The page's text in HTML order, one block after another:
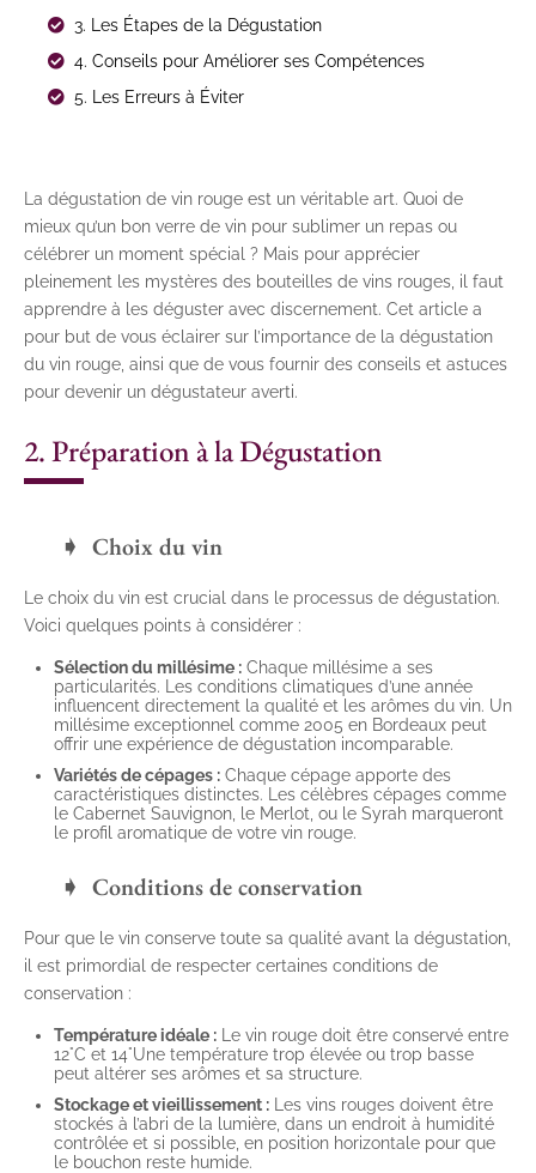
3. Les Étapes de la Dégustation
4. Conseils pour Améliorer ses Compétences
5. Les Erreurs à Éviter
La dégustation de vin rouge est un véritable art. Quoi de
mieux qu’un bon verre de vin pour sublimer un repas ou
célébrer un moment spécial ? Mais pour apprécier
pleinement les mystères des bouteilles de vins rouges, il faut
apprendre à les déguster avec discernement. Cet article a
pour but de vous éclairer sur l’importance de la dégustation
du vin rouge, ainsi que de vous fournir des conseils et astuces
pour devenir un dégustateur averti.
2. Préparation à la Dégustation
Choix du vin
Le choix du vin est crucial dans le processus de dégustation.
Voici quelques points à considérer :
Sélection du millésime : Chaque millésime a ses
particularités. Les conditions climatiques d’une année
influencent directement la qualité et les arômes du vin. Un
millésime exceptionnel comme 2005 en Bordeaux peut
offrir une expérience de dégustation incomparable.
Variétés de cépages : Chaque cépage apporte des
caractéristiques distinctes. Les célèbres cépages comme
le Cabernet Sauvignon, le Merlot, ou le Syrah marqueront
le profil aromatique de votre vin rouge.
Conditions de conservation
Pour que le vin conserve toute sa qualité avant la dégustation,
il est primordial de respecter certaines conditions de
conservation :
Température idéale : Le vin rouge doit être conservé entre
12°C et 14°Une température trop élevée ou trop basse
peut altérer ses arômes et sa structure.
Stockage et vieillissement : Les vins rouges doivent être
stockés à l’abri de la lumière, dans un endroit à humidité
contrôlée et si possible, en position horizontale pour que
le bouchon reste humide.